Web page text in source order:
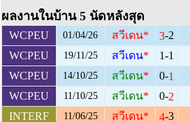
ผลงานในบ้าน 5 นัดหลังสุด
WCPEU 01/04/26 สวีเดน* 3-2
WCPEU
19/11/25 สวีเดน* 1-1
WCPEU
14/10/25 สวีเดน* 0-1
WCPEU
11/10/25 สวีเดน* 0-2
INTERF
11/06/25 สวีเดน* 4-3